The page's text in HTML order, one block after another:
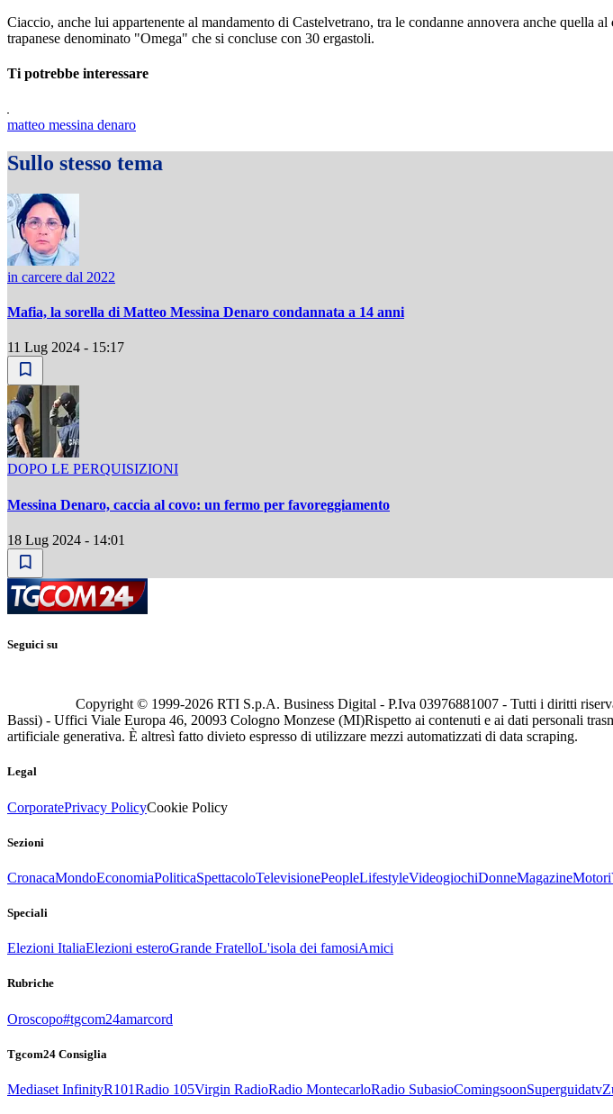
Ciaccio, anche lui appartenente al mandamento di Castelvetrano, tra le condanne annovera anche quella al
trapanese denominato "Omega" che si concluse con 30 ergastoli.
Ti potrebbe interessare
matteo messina denaro
Sullo stesso tema
in carcere dal 2022
Mafia, la sorella di Matteo Messina Denaro condannata a 14 anni
11 Lug 2024 - 15:17
DOPO LE PERQUISIZIONI
Messina Denaro, caccia al covo: un fermo per favoreggiamento
18 Lug 2024 - 14:01
Seguici su
Copyright © 1999-2026 RTI S.p.A. Business Digital - P.Iva 03976881007 - Tutti i diritti
Bassi) - Uffici Viale Europa 46, 20093 Cologno Monzese (MI)Rispetto ai contenuti e ai dati personali
artificiale generativa. È altresì fatto divieto espresso di utilizzare mezzi automatizzati di data scraping.
Legal
CorporatePrivacy PolicyCookie Policy
Sezioni
CronacaMondoEconomiaPoliticaSpettacoloTelevisionePeopleLifestyleVideogiochiDonneMagazineMotori
Speciali
Elezioni ItaliaElezioni esteroGrande FratelloL'isola dei famosiAmici
Rubriche
Oroscopo#tgcom24amarcord
Tgcom24 Consiglia
Mediaset InfinityR101Radio 105Virgin RadioRadio MontecarloRadio SubasioComingsoonSuperguidatv